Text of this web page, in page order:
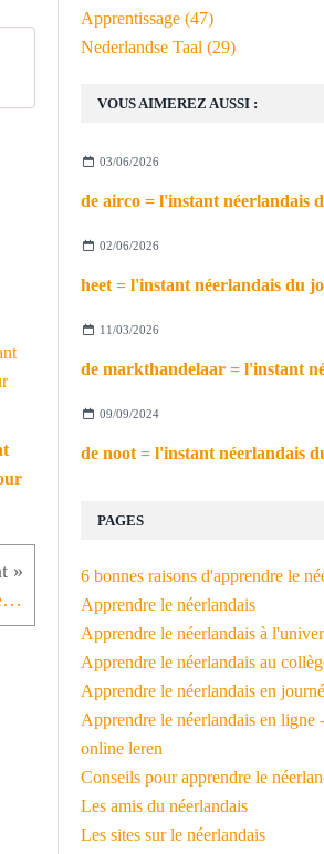
Offres d'emploi de la part de MisterBilingue
VOUS AIMEREZ AUSSI :
03/06/2026
02/06/2026
11/03/2026
09/09/2024
PAGES
6 bonnes raisons d'apprendre le
Apprendre le néerlandais
Apprendre le néerlandais à
Apprendre le néerlandais au
Apprendre le néerlandais en
Apprendre le néerlandais en ligne
online leren
Conseils pour apprendre le
Les amis du néerlandais
Les sites sur le néerlandais
Apprentissage (47)
Nederlandse Taal (29)